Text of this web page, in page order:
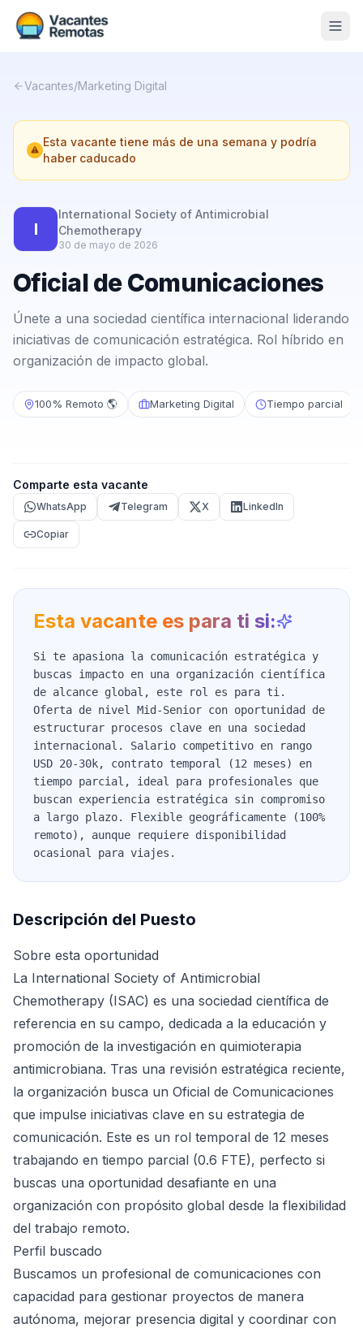
Nosotros
Contacto
Calculadora Freelance Gratis
Vacantes/Marketing Digital
Esta vacante tiene más de una semana y podría
haber caducado
I
International Society of Antimicrobial
Chemotherapy
30 de mayo de 2026
Oficial de Comunicaciones
Únete a una sociedad científica internacional liderando
iniciativas de comunicación estratégica. Rol híbrido en
organización de impacto global.
100% Remoto 🌎 Marketing Digital Tiempo parcial
Comparte esta vacante
WhatsApp Telegram X LinkedIn
Copiar
Esta vacante es para ti si:
Si te apasiona la comunicación estratégica y
buscas impacto en una organización científica
de alcance global, este rol es para ti.
Oferta de nivel Mid-Senior con oportunidad de
estructurar procesos clave en una sociedad
internacional. Salario competitivo en rango
USD 20-30k, contrato temporal (12 meses) en
tiempo parcial, ideal para profesionales que
buscan experiencia estratégica sin compromiso
a largo plazo. Flexible geográficamente (100%
remoto), aunque requiere disponibilidad
ocasional para viajes.
Descripción del Puesto
Sobre esta oportunidad
La International Society of Antimicrobial
Chemotherapy (ISAC) es una sociedad científica de
referencia en su campo, dedicada a la educación y
promoción de la investigación en quimioterapia
antimicrobiana. Tras una revisión estratégica reciente,
la organización busca un Oficial de Comunicaciones
que impulse iniciativas clave en su estrategia de
comunicación. Este es un rol temporal de 12 meses
trabajando en tiempo parcial (0.6 FTE), perfecto si
buscas una oportunidad desafiante en una
organización con propósito global desde la flexibilidad
del trabajo remoto.
Perfil buscado
Buscamos un profesional de comunicaciones con
capacidad para gestionar proyectos de manera
autónoma, mejorar presencia digital y coordinar con